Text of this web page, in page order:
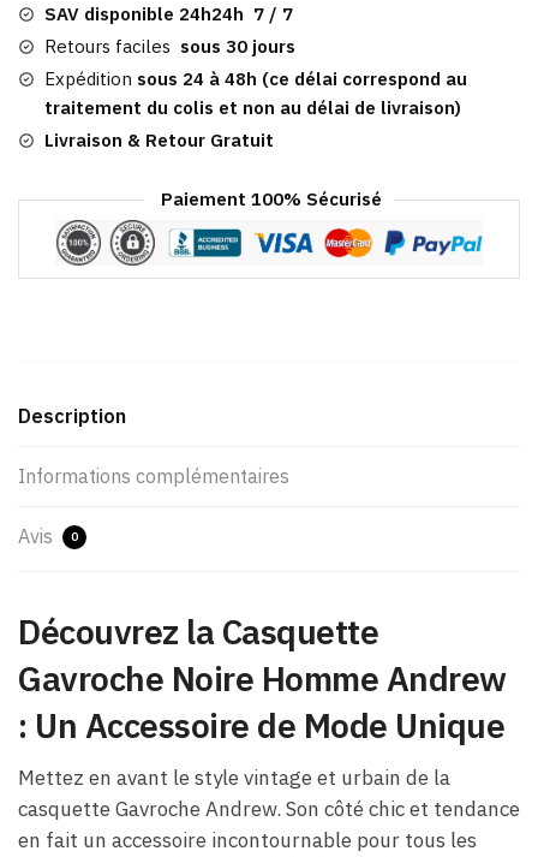
Homme
|
Andrew
SAV disponible 24h24h 7 / 7
Retours faciles sous 30 jours
Expédition sous 24 à 48h (ce délai correspond au
traitement du colis et non au délai de livraison)
Livraison & Retour Gratuit
Paiement 100% Sécurisé
Description
Informations complémentaires
Avis 0
Découvrez la Casquette
Gavroche Noire Homme Andrew
: Un Accessoire de Mode Unique
Mettez en avant le style vintage et urbain de la
casquette Gavroche Andrew. Son côté chic et tendance
en fait un accessoire incontournable pour tous les